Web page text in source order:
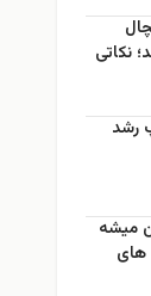
نکاتی
رشد
میشه
های